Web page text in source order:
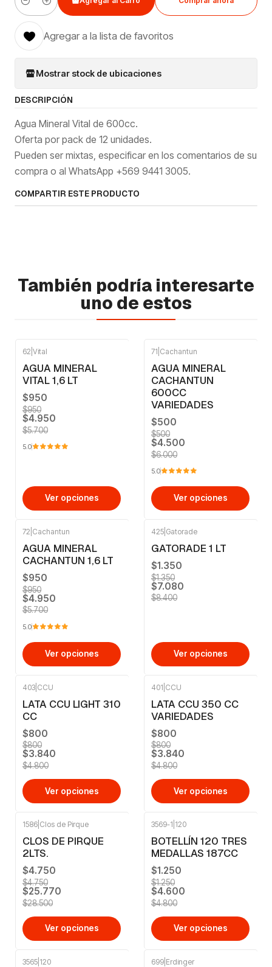
Cantidad
Agregar a la lista de favoritos
Mostrar stock de ubicaciones
DESCRIPCIÓN
Agua Mineral Vital de 600cc.
Oferta por pack de 12 unidades.
Pueden ser mixtas, especificar en los comentarios de su
compra o al WhatsApp +569 9441 3005.
COMPARTIR ESTE PRODUCTO
También podría interesarte
uno de estos
62 Vital
AGUA MINERAL
VITAL 1,6 LT
$950
$950
$4.950
$5.700
5.0
Ver opciones
71 Cachantun
AGUA MINERAL
CACHANTUN
600CC
VARIEDADES
$500
$500
$4.500
$6.000
5.0
Ver opciones
72 Cachantun
AGUA MINERAL
CACHANTUN 1,6 LT
$950
$950
$4.950
$5.700
5.0
Ver opciones
425 Gatorade
GATORADE 1 LT
$1.350
$1.350
$7.080
$8.400
Ver opciones
403 CCU
LATA CCU LIGHT 310
CC
$800
$800
$3.840
$4.800
Ver opciones
401 CCU
LATA CCU 350 CC
VARIEDADES
$800
$800
$3.840
$4.800
Ver opciones
1586 Clos de Pirque
CLOS DE PIRQUE
2LTS.
$4.750
$4.750
$25.770
$28.500
Ver opciones
OFF
3569-1 120
BOTELLÍN 120 TRES
MEDALLAS 187CC
$1.250
$1.250
$4.600
$4.800
Ver opciones
3565 120 699 Erdinger